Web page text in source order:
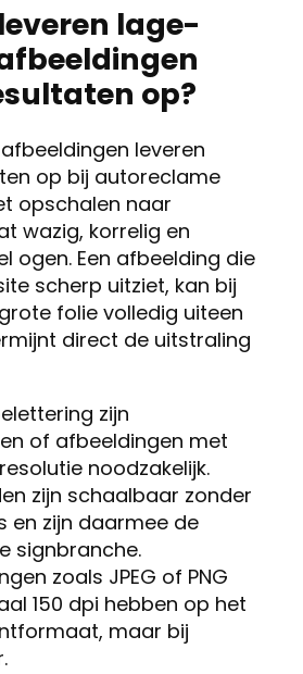
lage-
op?
leveren
op bij autoreclame
opschalen naar
wazig, korrelig en
ogen. Een afbeelding die
scherp uitziet, kan bij
folie volledig uiteen
direct de uitstraling
zijn
of afbeeldingen met
noodzakelijk.
zijn schaalbaar zonder
en zijn daarmee de
signbranche.
zoals JPEG of PNG
150 dpi hebben op het
maar bij